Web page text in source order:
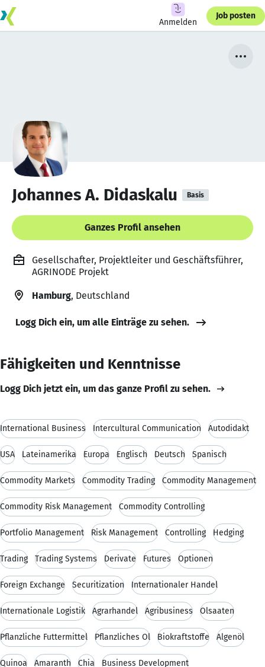
Anmelden
Job posten
Johannes A. Didaskalu Basis
Ganzes Profil ansehen
Gesellschafter, Projektleiter und Geschäftsführer,
AGRINODE Projekt
Hamburg, Deutschland
Logg Dich ein, um alle Einträge zu sehen.
Fähigkeiten und Kenntnisse
Logg Dich jetzt ein, um das ganze Profil zu sehen.
International Business Intercultural Communication Autodidakt
USA Lateinamerika Europa Englisch Deutsch Spanisch
Commodity Markets Commodity Trading Commodity Management
Commodity Risk Management Commodity Controlling
Portfolio Management Risk Management Controlling Hedging
Trading Trading Systems Derivate Futures Optionen
Foreign Exchange Securitization Internationaler Handel
Internationale Logistik Agrarhandel Agribusiness Ölsaaten
Pflanzliche Futtermittel Pflanzliches Öl Biokraftstoffe Algenöl
Quinoa Amaranth Chia Business Development